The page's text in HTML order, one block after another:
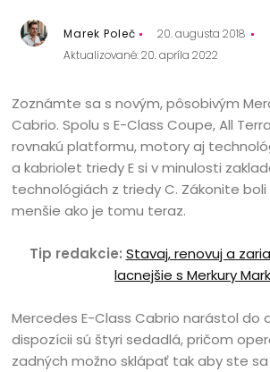
Marek Poleč
20. augusta 2018
Aktualizované: 20. apríla 2022
Zoznámte sa s novým, pôsobivým
Cabrio. Spolu s E-Class Coupe, All
rovnakú platformu, motory aj
a kabriolet triedy E si v minulosti
technológiách z triedy C. Zákonite
menšie ako je tomu teraz.
Tip redakcie: Stavaj, renovuj a
lacnejšie s Merkury
Mercedes E-Class Cabrio narástol do
dispozícii sú štyri sedadlá, pričom
zadných možno sklápať tak aby ste